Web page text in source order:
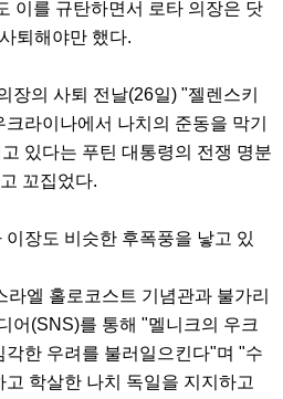
이를 규탄하면서 로타 의장은 닷
퇴해야만 했다.
장의 사퇴 전날(26일) "젤렌스키
라이나에서 나치의 준동을 막기
있다는 푸틴 대통령의 전쟁 명분
꼬집었다.
장도 비슷한 후폭풍을 낳고 있
엘 홀로코스트 기념관과 불가리
어(SNS)를 통해 "멜니크의 우크
한 우려를 불러일으킨다"며 "수
학살한 나치 독일을 지지하고